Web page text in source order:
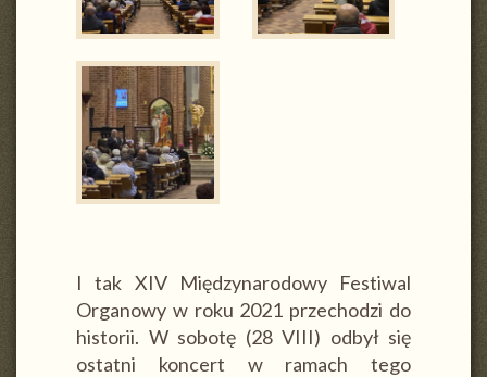
I tak XIV Międzynarodowy Festiwal
Organowy w roku 2021 przechodzi do
historii. W sobotę (28 VIII) odbył się
ostatni koncert w ramach tego